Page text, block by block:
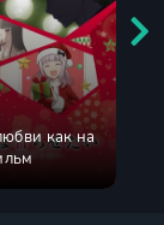
как на